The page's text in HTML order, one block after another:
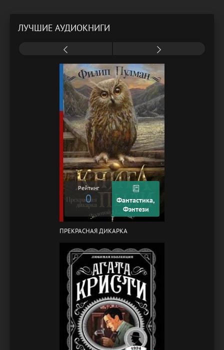
ЛУЧШИЕ АУДИОКНИГИ
Рейтинг
0
Фантастика,
Фэнтези
ПРЕКРАСНАЯ ДИКАРКА